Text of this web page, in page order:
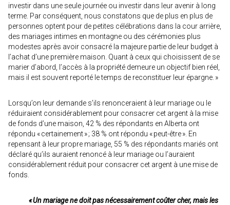
investir dans une seule journée ou investir dans leur avenir à long
terme. Par conséquent, nous constatons que de plus en plus de
personnes optent pour de petites célébrations dans la cour arrière,
des mariages intimes en montagne ou des cérémonies plus
modestes après avoir consacré la majeure partie de leur budget à
l’achat d’une première maison. Quant à ceux qui choisissent de se
marier d’abord, l’accès à la propriété demeure un objectif bien réel,
mais il est souvent reporté le temps de reconstituer leur épargne. »
Lorsqu’on leur demande s’ils renonceraient à leur mariage ou le
réduiraient considérablement pour consacrer cet argent à la mise
de fonds d’une maison, 42 % des répondants en Alberta ont
répondu « certainement » ; 38 % ont répondu « peut-être ». En
repensant à leur propre mariage, 55 % des répondants mariés ont
déclaré qu’ils auraient renoncé à leur mariage ou l’auraient
considérablement réduit pour consacrer cet argent à une mise de
fonds.
« Un mariage ne doit pas nécessairement coûter cher, mais les